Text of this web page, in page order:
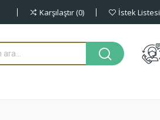
Karşılaştır 0 İstek Listesi